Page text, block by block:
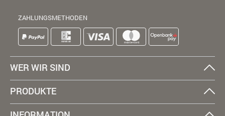
ZAHLUNGSMETHODEN
WER WIR SIND
PRODUKTE